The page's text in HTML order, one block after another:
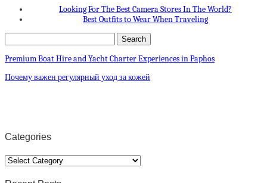
Looking For The Best Camera Stores In The World?
Best Outfits to Wear When Traveling
Premium Boat Hire and Yacht Charter Experiences in Paphos
Почему важен регулярный уход за кожей
Categories
Categories